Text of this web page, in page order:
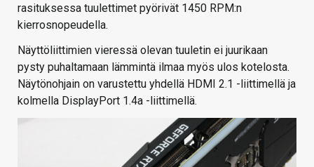
rasituksessa tuulettimet pyörivät 1450 RPM:n
kierrosnopeudella.
Näyttöliittimien vieressä olevan tuuletin ei juurikaan
pysty puhaltamaan lämmintä ilmaa myös ulos kotelosta.
Näytönohjain on varustettu yhdellä HDMI 2.1 -liittimellä ja
kolmella DisplayPort 1.4a -liittimellä.